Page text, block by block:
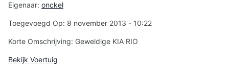
Eigenaar: onckel
Toegevoegd Op: 8 november 2013 - 10:22
Korte Omschrijving: Geweldige KIA RIO
Bekijk Voertuig